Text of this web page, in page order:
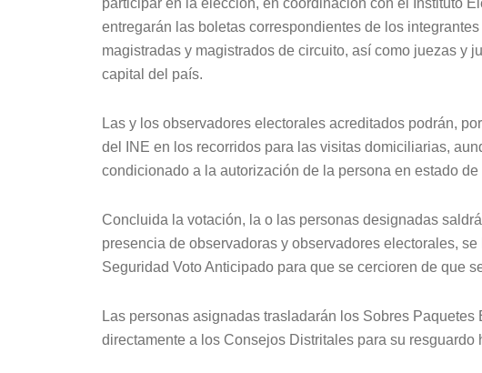
entregarán las boletas correspondientes de los
magistradas y magistrados de circuito, así como juezas y
capital del país.
Las y los observadores electorales acreditados podrán,
del INE en los recorridos para las visitas domiciliarias,
condicionado a la autorización de la persona en estado
Concluida la votación, la o las personas designadas
presencia de observadoras y observadores electorales,
Seguridad Voto Anticipado para que se cercioren de que
Las personas asignadas trasladarán los Sobres
directamente a los Consejos Distritales para su